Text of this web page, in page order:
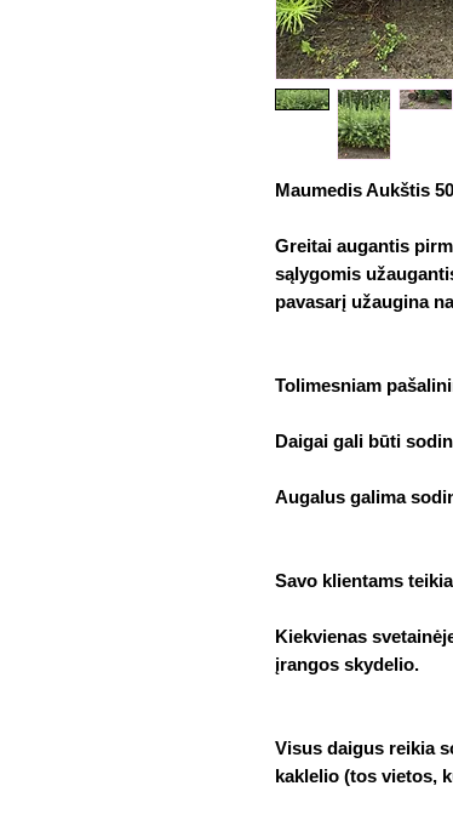
Maumedis Aukštis
Greitai augantis
sąlygomis
pavasarį užaugina
Tolimesniam
Daigai gali būti
Augalus galima
Savo klientams
Kiekvienas
įrangos skydelio.
Visus daigus reikia
kaklelio (tos vietos,